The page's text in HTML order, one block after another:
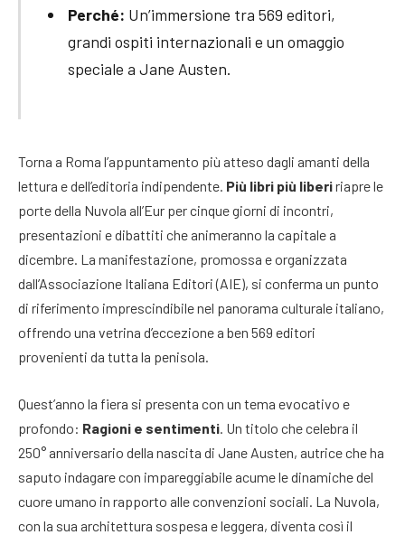
Perché: Un’immersione tra 569 editori,
grandi ospiti internazionali e un omaggio
speciale a Jane Austen.
Torna a Roma l’appuntamento più atteso dagli amanti della
lettura e dell’editoria indipendente. Più libri più libeririapre le
porte della Nuvola all’Eur per cinque giorni di incontri,
presentazioni e dibattiti che animeranno la capitale a
dicembre. La manifestazione, promossa e organizzata
dall’Associazione Italiana Editori (AIE), si conferma un punto
di riferimento imprescindibile nel panorama culturale italiano,
offrendo una vetrina d’eccezione a ben 569 editori
provenienti da tutta la penisola.
Quest’anno la fiera si presenta con un tema evocativo e
profondo: Ragioni e sentimenti. Un titolo che celebra il
250° anniversario della nascita di Jane Austen, autrice che ha
saputo indagare con impareggiabile acume le dinamiche del
cuore umano in rapporto alle convenzioni sociali. La Nuvola,
con la sua architettura sospesa e leggera, diventa così il